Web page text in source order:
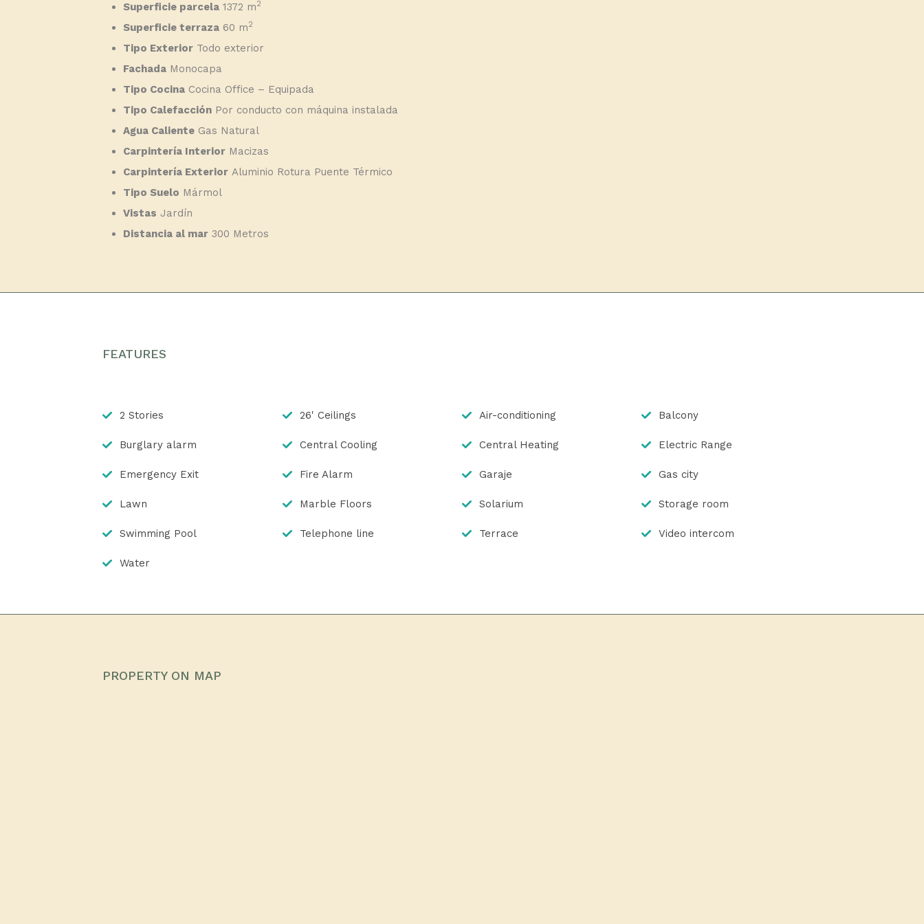
Superficie parcela 1372 m2
Superficie terraza 60 m2
Tipo Exterior Todo exterior
Fachada Monocapa
Tipo Cocina Cocina Office – Equipada
Tipo Calefacción Por conducto con máquina instalada
Agua Caliente Gas Natural
Carpintería Interior Macizas
Carpintería Exterior Aluminio Rotura Puente Térmico
Tipo Suelo Mármol
Vistas Jardín
Distancia al mar 300 Metros
FEATURES
2 Stories 26' Ceilings Air-conditioning Balcony
Burglary alarm Central Cooling Central Heating Electric Range
Emergency Exit Fire Alarm Garaje Gas city
Lawn Marble Floors Solarium Storage room
Swimming Pool Telephone line Terrace Video intercom
Water
PROPERTY ON MAP